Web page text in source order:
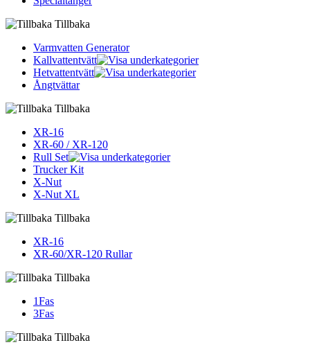
Tillbaka
Varmvatten Generator
Kallvattentvätt
Hetvattentvätt
Ångtvättar
Tillbaka
XR-16
XR-60 / XR-120
Rull Set
Trucker Kit
X-Nut
X-Nut XL
Tillbaka
XR-16
XR-60/XR-120 Rullar
Tillbaka
1Fas
3Fas
Tillbaka